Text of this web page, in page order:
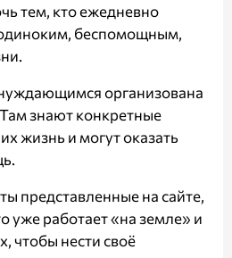
тем, кто ежедневно
беспомощным,
организована
знают конкретные
жизнь и могут оказать
представленные на сайте,
уже работает «на земле» и
чтобы нести своё